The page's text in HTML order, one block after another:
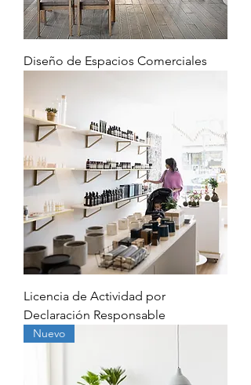
Diseño de Espacios Comerciales
Licencia de Actividad por
Declaración Responsable
Nuevo